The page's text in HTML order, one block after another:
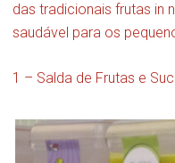
das tradicionais frutas in
saudável para os
1 – Salda de Frutas e